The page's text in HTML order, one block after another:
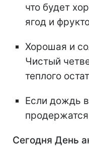
что будет
ягод и
Хорошая и
Чистый
теплого
Если дождь
Сегодня День